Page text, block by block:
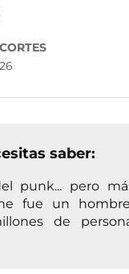
saber:
punk... pero
fue un
de